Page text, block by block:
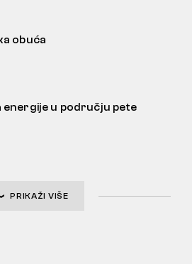
obuća
energije u području pete
PRIKAŽI VIŠE